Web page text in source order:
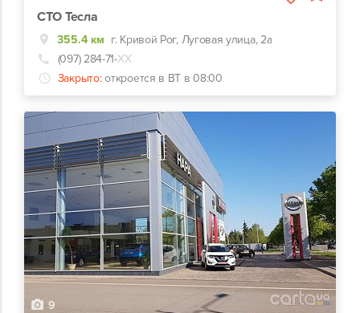
СТО Тесла
355.4 км г. Кривой Рог, Луговая улица, 2а
(097) 284-71-ХХ
Закрыто: откроется в ВТ в 08:00
9